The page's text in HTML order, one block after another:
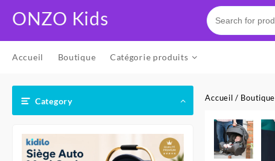
ONZO Kids
Accueil Boutique Catégorie produits
Category Accueil / Boutique